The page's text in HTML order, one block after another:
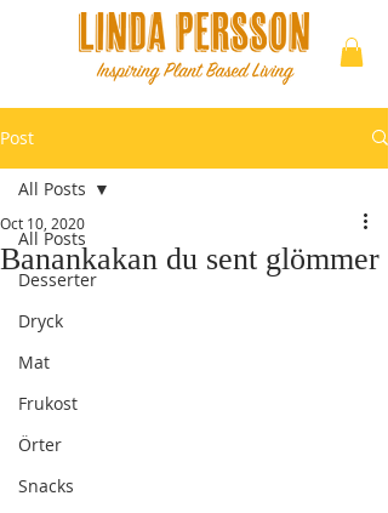
Post
All Posts
Desserter
Dryck
Mat
Frukost
Örter
Snacks
All Posts
Banankakan du sent glömmer
Oct 10, 2020